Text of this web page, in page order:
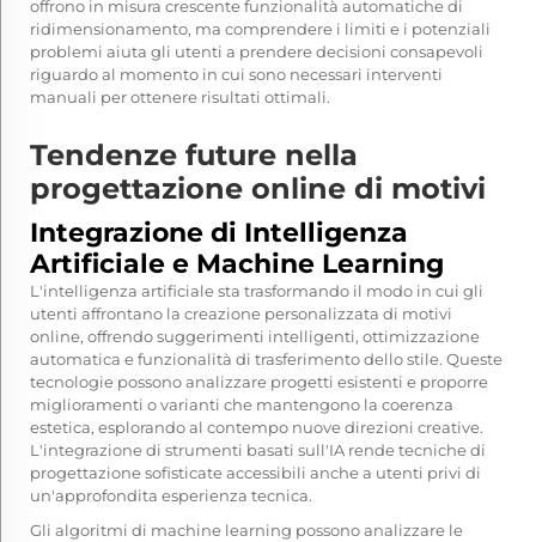
offrono in misura crescente funzionalità automatiche di
ridimensionamento, ma comprendere i limiti e i potenziali
problemi aiuta gli utenti a prendere decisioni consapevoli
riguardo al momento in cui sono necessari interventi
manuali per ottenere risultati ottimali.
Tendenze future nella
progettazione online di motivi
Integrazione di Intelligenza
Artificiale e Machine Learning
L'intelligenza artificiale sta trasformando il modo in cui gli
utenti affrontano la creazione personalizzata di motivi
online, offrendo suggerimenti intelligenti, ottimizzazione
automatica e funzionalità di trasferimento dello stile. Queste
tecnologie possono analizzare progetti esistenti e proporre
miglioramenti o varianti che mantengono la coerenza
estetica, esplorando al contempo nuove direzioni creative.
L'integrazione di strumenti basati sull'IA rende tecniche di
progettazione sofisticate accessibili anche a utenti privi di
un'approfondita esperienza tecnica.
Gli algoritmi di machine learning possono analizzare le